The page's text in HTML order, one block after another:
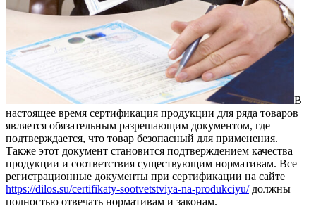
В
настоящее время сертификация продукции для ряда товаров
является обязательным разрешающим документом, где
подтверждается, что товар безопасный для применения.
Также этот документ становится подтверждением качества
продукции и соответствия существующим нормативам. Все
регистрационные документы при сертификации на сайте
https://dilos.su/certifikaty-sootvetstviya-na-produkciyu/должны
полностью отвечать нормативам и законам.